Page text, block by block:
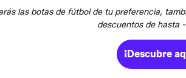
las botas de fútbol de tu preferencia,
descuentos de hasta
¡Descubre